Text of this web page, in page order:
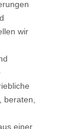
wir
beraten,
einer